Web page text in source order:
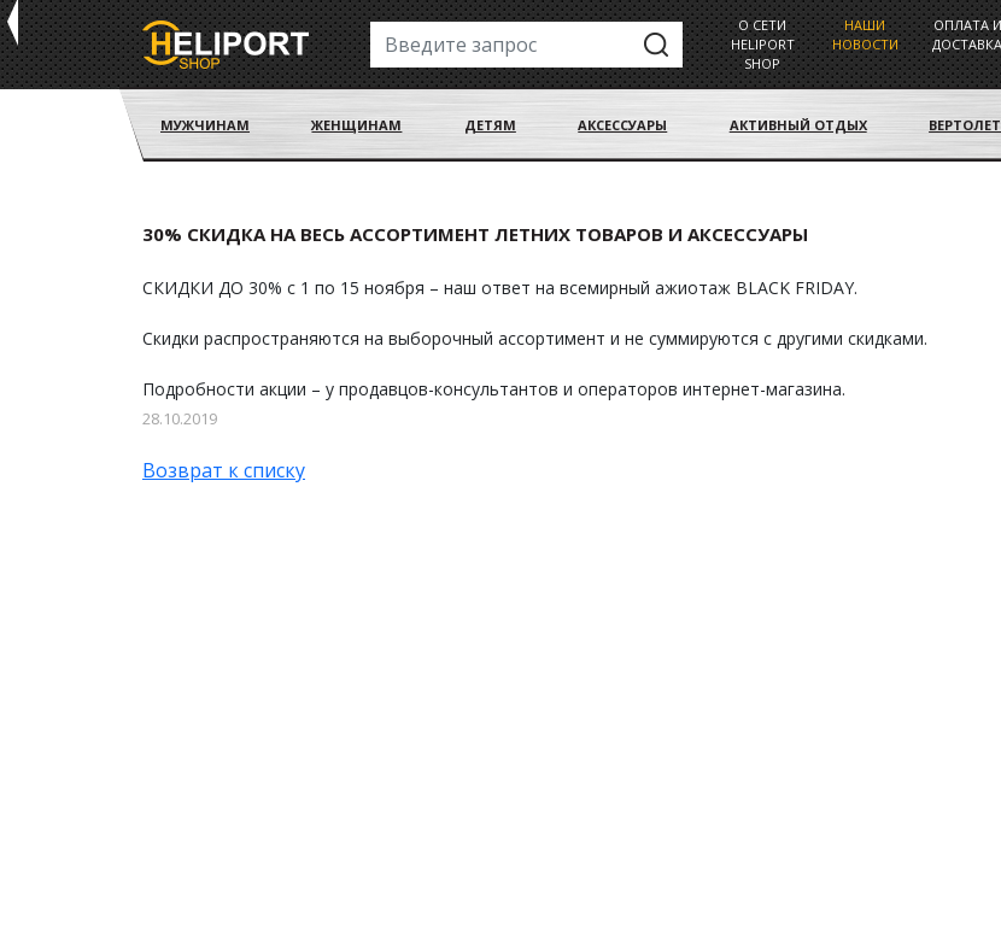
О СЕТИ
HELIPORT
SHOP
НАШИ
НОВОСТИ
ОПЛАТА И
ДОСТАВКА
МУЖЧИНАМ ЖЕНЩИНАМ ДЕТЯМ АКСЕССУАРЫ АКТИВНЫЙ ОТДЫХ
30% СКИДКА НА ВЕСЬ АССОРТИМЕНТ ЛЕТНИХ ТОВАРОВ И АКСЕССУАРЫ
СКИДКИ ДО 30% с 1 по 15 ноября – наш ответ на всемирный ажиотаж BLACK FRIDAY.
Скидки распространяются на выборочный ассортимент и не суммируются с другими скидками.
Подробности акции – у продавцов-консультантов и операторов интернет-магазина.
28.10.2019
Возврат к списку